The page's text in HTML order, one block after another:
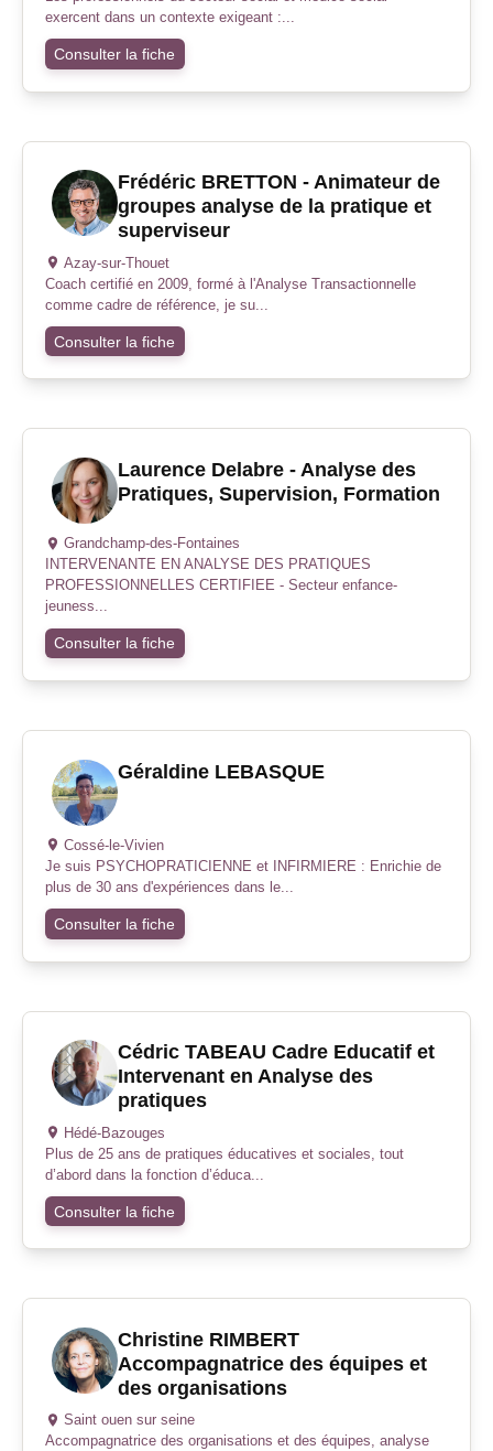
exercent dans un contexte exigeant :...
Consulter la fiche
Frédéric BRETTON - Animateur de
groupes analyse de la pratique et
superviseur
Azay-sur-Thouet
Coach certifié en 2009, formé à l'Analyse Transactionnelle
comme cadre de référence, je su...
Consulter la fiche
Laurence Delabre - Analyse des
Pratiques, Supervision, Formation
Grandchamp-des-Fontaines
INTERVENANTE EN ANALYSE DES PRATIQUES
PROFESSIONNELLES CERTIFIEE - Secteur enfance-
jeuness...
Consulter la fiche
Géraldine LEBASQUE
Cossé-le-Vivien
Je suis PSYCHOPRATICIENNE et INFIRMIERE : Enrichie de
plus de 30 ans d'expériences dans le...
Consulter la fiche
Cédric TABEAU Cadre Educatif et
Intervenant en Analyse des
pratiques
Hédé-Bazouges
Plus de 25 ans de pratiques éducatives et sociales, tout
d’abord dans la fonction d’éduca...
Consulter la fiche
Christine RIMBERT
Accompagnatrice des équipes et
des organisations
Saint ouen sur seine
Accompagnatrice des organisations et des équipes, analyse